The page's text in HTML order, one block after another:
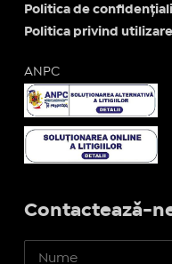
Politica de
Politica privind
ANPC
Contactează-